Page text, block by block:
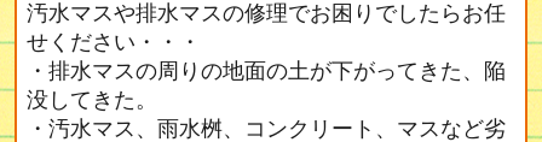
汚水マスや排水マスの修理でお困りでしたらお任
せください・・・
・排水マスの周りの地面の土が下がってきた、陥
没してきた。
・汚水マス、雨水桝、コンクリート、マスなど劣